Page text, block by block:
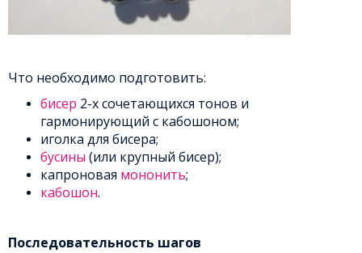
Что необходимо подготовить:
бисер 2-х сочетающихся тонов и
гармонирующий с кабошоном;
иголка для бисера;
бусины (или крупный бисер);
капроновая мононить;
кабошон.
Последовательность шагов